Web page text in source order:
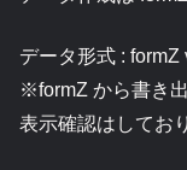
データ形式 : formZ
※formZ から書き
表示確認はしてお